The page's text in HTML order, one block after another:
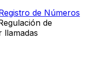
de Números
de
llamadas